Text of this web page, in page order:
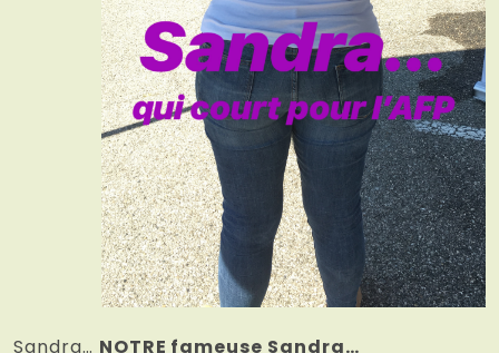
Sandra… NOTRE fameuse Sandra…